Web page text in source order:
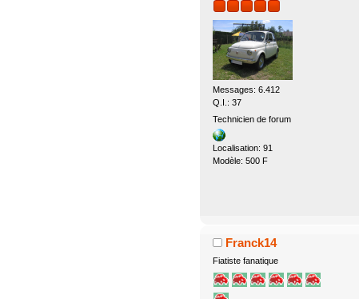
Messages: 6.412
Q.I.: 37
Technicien de forum
Localisation: 91
Modèle: 500 F
Franck14
Fiatiste fanatique